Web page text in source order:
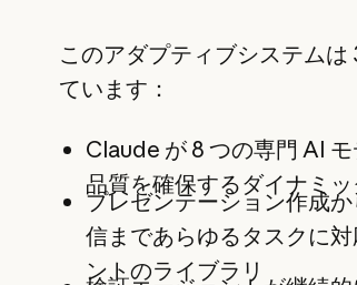
このアダプティブシステム
ています：
Claude が 8 つの専門 AI
品質を確保するダイナミ
プレゼンテーション作成
信まであらゆるタスクに
ントのライブラリ